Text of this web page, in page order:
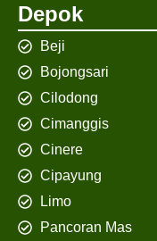
Depok
Beji
Bojongsari
Cilodong
Cimanggis
Cinere
Cipayung
Limo
Pancoran Mas